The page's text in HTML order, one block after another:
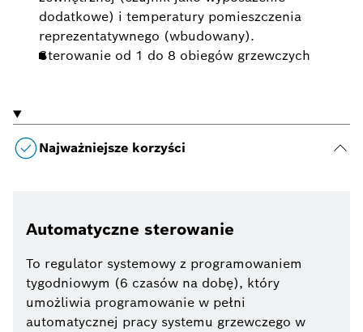
dodatkowe) i temperatury pomieszczenia
reprezentatywnego (wbudowany).
Sterowanie od 1 do 8 obiegów grzewczych
Najważniejsze korzyści
Automatyczne sterowanie
To regulator systemowy z programowaniem
tygodniowym (6 czasów na dobę), który
umożliwia programowanie w pełni
automatycznej pracy systemu grzewczego w